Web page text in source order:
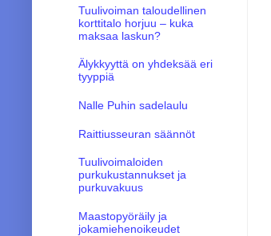
Tuulivoiman taloudellinen
korttitalo horjuu – kuka
maksaa laskun?
Älykkyyttä on yhdeksää eri
tyyppiä
Nalle Puhin sadelaulu
Raittiusseuran säännöt
Tuulivoimaloiden
purkukustannukset ja
purkuvakuus
Maastopyöräily ja
jokamiehenoikeudet